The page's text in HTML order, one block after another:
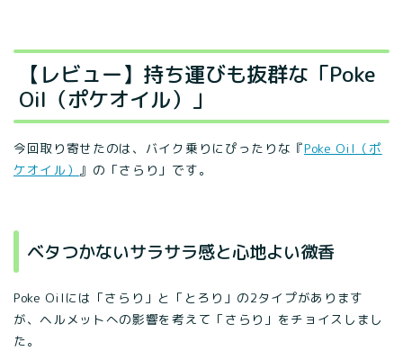
【レビュー】持ち運びも抜群な「Poke
Oil（ポケオイル）」
今回取り寄せたのは、バイク乗りにぴったりな『Poke Oil（ポ
ケオイル） 』の「さらり」です。
ベタつかないサラサラ感と心地よい微香
Poke Oilには「さらり」と「とろり」の2タイプがあります
が、ヘルメットへの影響を考えて「さらり」をチョイスしまし
た。